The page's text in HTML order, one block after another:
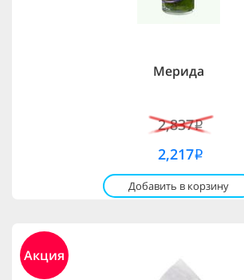
Мерида
2,837i
2,217i
Добавить в корзину
Акция